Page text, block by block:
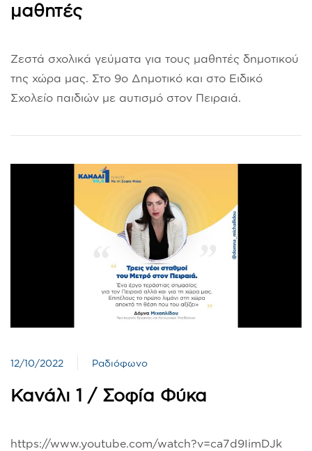
μαθητές
Ζεστά σχολικά γεύματα για τους μαθητές δημοτικού
της χώρα μας. Στο 9ο Δημοτικό και στο Ειδικό
Σχολείο παιδιών με αυτισμό στον Πειραιά.
12/10/2022 Ραδιόφωνο
Κανάλι 1 / Σοφία Φύκα
https://www.youtube.com/watch?v=ca7d9IimDJk